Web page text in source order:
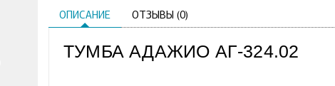
ОПИСАНИЕ ОТЗЫВЫ (0)
ТУМБА АДАЖИО АГ-324.02